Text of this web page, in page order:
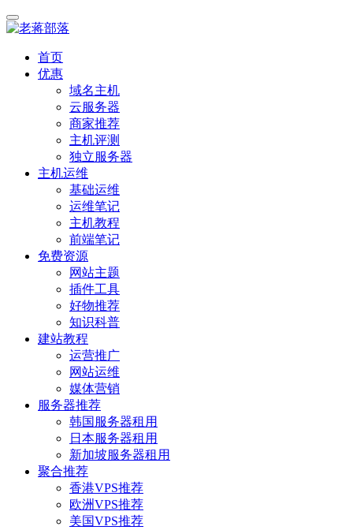
首页
优惠
域名主机
云服务器
商家推荐
主机评测
独立服务器
主机运维
基础运维
运维笔记
主机教程
前端笔记
免费资源
网站主题
插件工具
好物推荐
知识科普
建站教程
运营推广
网站运维
媒体营销
服务器推荐
韩国服务器租用
日本服务器租用
新加坡服务器租用
聚合推荐
香港VPS推荐
欧洲VPS推荐
美国VPS推荐